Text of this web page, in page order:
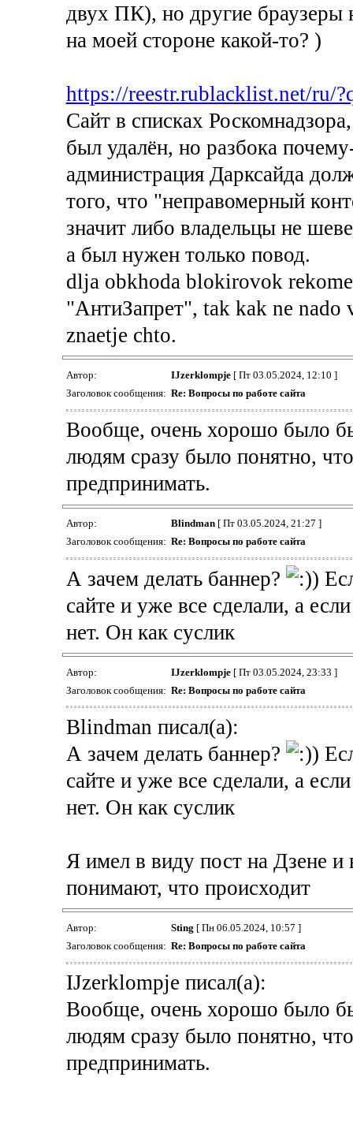
двух ПК), но другие браузеры
на моей стороне какой-то? )
https://reestr.rublacklist.net/ru/
Сайт в списках
был удалён, но разбока
администрация Дарксайда
того, что "неправомерный
значит либо владельцы не
а был нужен только повод.
dlja obkhoda blokirovok
"АнтиЗапрет", tak kak ne
znaetje chto.
Автор: IJzerklompje[ Пт 03.05.2024, 12:10 ]
Заголовок сообщения: Re: Вопросы по работе сайта
Вообще, очень хорошо было
людям сразу было понятно,
предпринимать.
Автор: Blindman[ Пт 03.05.2024, 21:27 ]
Заголовок сообщения: Re: Вопросы по работе сайта
А зачем делать баннер?
)
сайте и уже все сделали, а
нет. Он как суслик
Автор: IJzerklompje[ Пт 03.05.2024, 23:33 ]
Заголовок сообщения: Re: Вопросы по работе сайта
Blindman писал(а):
А зачем делать баннер?
)
сайте и уже все сделали, а
нет. Он как суслик
Я имел в виду пост на Дзене и
понимают, что происходит
Автор: Sting [ Пн 06.05.2024, 10:57 ]
Заголовок сообщения: Re: Вопросы по работе сайта
IJzerklompje писал(а):
Вообще, очень хорошо было
людям сразу было понятно,
предпринимать.